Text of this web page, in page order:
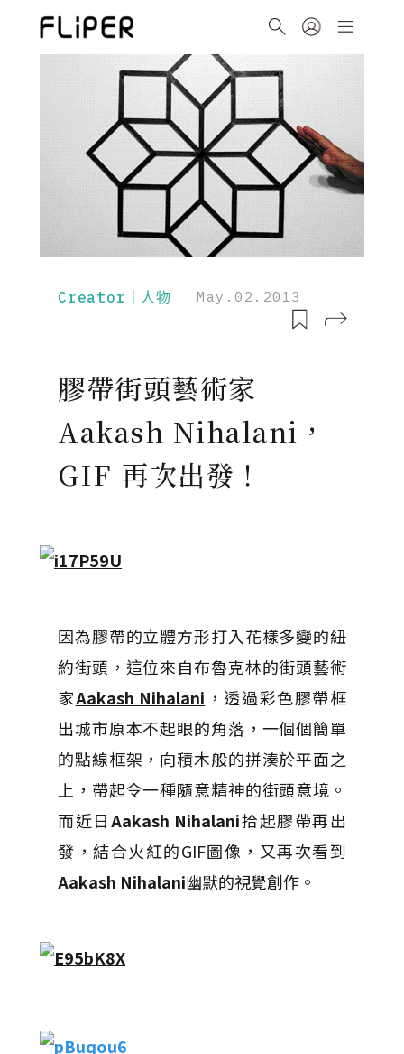
Creator｜人物 May.02.2013
膠帶街頭藝術家
Aakash Nihalani，
GIF 再次出發！
因為膠帶的立體方形打入花樣多變的紐
約街頭，這位來自布魯克林的街頭藝術
家Aakash Nihalani ，透過彩色膠帶框
出城市原本不起眼的角落，一個個簡單
的點線框架，向積木般的拼湊於平面之
上，帶起令一種隨意精神的街頭意境。
而近日Aakash Nihalani拾起膠帶再出
發，結合火紅的GIF圖像，又再次看到
Aakash Nihalani幽默的視覺創作。